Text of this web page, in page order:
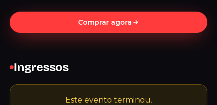
Comprar agora
Ingressos
Este evento terminou.